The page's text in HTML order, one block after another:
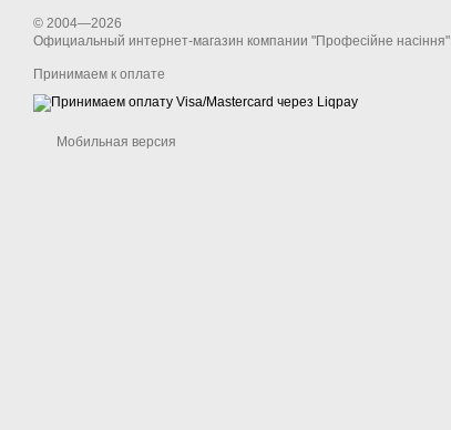
© 2004—2026
Официальный интернет-магазин компании "Професійне насіння"
Принимаем к оплате
Мобильная версия